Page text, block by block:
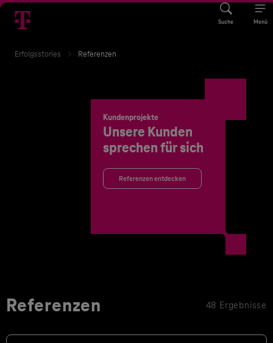
Suche Menü
Erfolgsstories Referenzen
Kundenprojekte
Unsere Kunden
sprechen für sich
Referenzen entdecken
Referenzen 48 Ergebnisse